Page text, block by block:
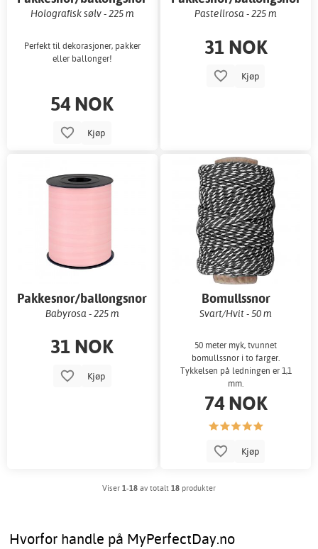
Holografisk sølv - 225 m
Perfekt til dekorasjoner, pakker
eller ballonger!
54 NOK
Kjøp
Pastellrosa - 225 m
31 NOK
Kjøp
Pakkesnor/ballongsnor
Babyrosa - 225 m
31 NOK
Kjøp
Bomullssnor
Svart/Hvit - 50 m
50 meter myk, tvunnet
bomullssnor i to farger.
Tykkelsen på ledningen er 1,1
mm.
74 NOK
Kjøp
Viser 1-18 av totalt 18 produkter
Hvorfor handle på MyPerfectDay.no